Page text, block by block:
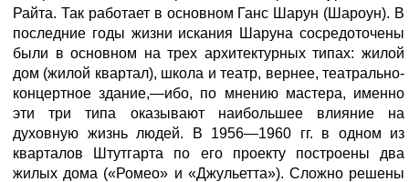
Райта. Так работает в основном Ганс Шарун (Шароун). В
последние годы жизни искания Шаруна сосредоточены
были в основном на трех архитектурных типах: жилой
дом (жилой квартал), школа и театр, вернее, театрально-
концертное здание,—ибо, по мнению мастера, именно
эти три типа оказывают наибольшее влияние на
духовную жизнь людей. В 1956—1960 гг. в одном из
кварталов Штутгарта по его проекту построены два
жилых дома («Ромео» и «Джульетта»). Сложно решены